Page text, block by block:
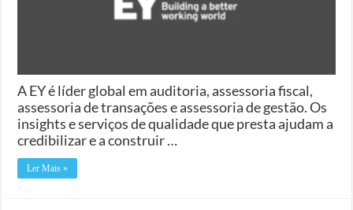
A EY é líder global em auditoria, assessoria fiscal,
assessoria de transações e assessoria de gestão. Os
insights e serviços de qualidade que presta ajudam a
credibilizar e a construir …
Ler Mais »